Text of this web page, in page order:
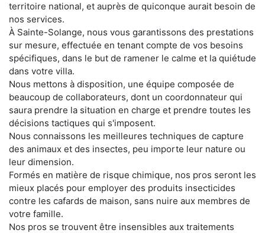
territoire national, et auprès de quiconque aurait besoin de
nos services.
À Sainte-Solange, nous vous garantissons des prestations
sur mesure, effectuée en tenant compte de vos besoins
spécifiques, dans le but de ramener le calme et la quiétude
dans votre villa.
Nous mettons à disposition, une équipe composée de
beaucoup de collaborateurs, dont un coordonnateur qui
saura prendre la situation en charge et prendre toutes les
décisions tactiques qui s'imposent.
Nous connaissons les meilleures techniques de capture
des animaux et des insectes, peu importe leur nature ou
leur dimension.
Formés en matière de risque chimique, nos pros seront les
mieux placés pour employer des produits insecticides
contre les cafards de maison, sans nuire aux membres de
votre famille.
Nos pros se trouvent être insensibles aux traitements